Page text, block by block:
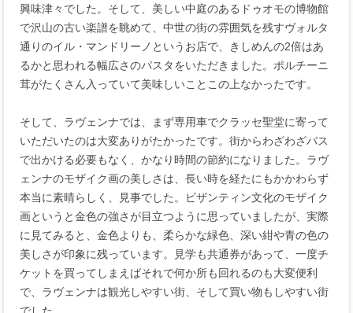
興味津々でした。そして、美しい中庭のあるドゥオモの博物館
で沢山の古い楽譜を眺めて、中世の街の雰囲気を残すヴォルタ
通りのイル・マンドリーノというお店で、きしめんの2倍はあ
るかと思われる幅広さのパスタをいただきました。ポルチーニ
茸がたくさん入っていて美味しいことこの上なかったです。
そして、ラヴェンナでは、まず専用車でクラッセ聖堂に寄って
いただいたのは大変ありがたかったです。街からわざわざバス
で出かける必要もなく、かなり時間の節約になりました。ラヴ
ェンナのモザイク画の美しさは、長い時を経たにもかかわらず
本当に素晴らしく、見事でした。ビザンティン文化のモザイク
画というと金色の強さが目立つように思っていましたが、実際
に見てみると、金色よりも、柔らかな緑色、深い紺や青の色の
美しさが印象に残っています。見学も共通券があって、一度チ
ケットを買ってしまえばそれで何か所も回れるのも大変便利
で、ラヴェンナは観光しやすい街、そして買い物もしやすい街